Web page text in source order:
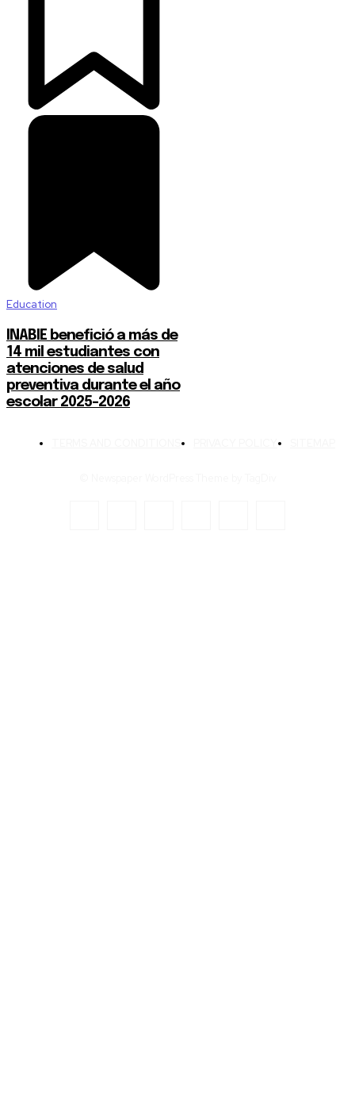
Education
INABIE benefició a más de
14 mil estudiantes con
atenciones de salud
preventiva durante el año
escolar 2025-2026